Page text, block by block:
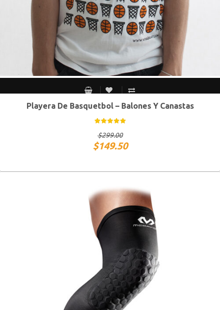
S MEX / XS USA M MEX / S USA G MEX / M USA XG MEX / G USA
Playera De Basquetbol – Balones Y Canastas
$299.00
$149.50